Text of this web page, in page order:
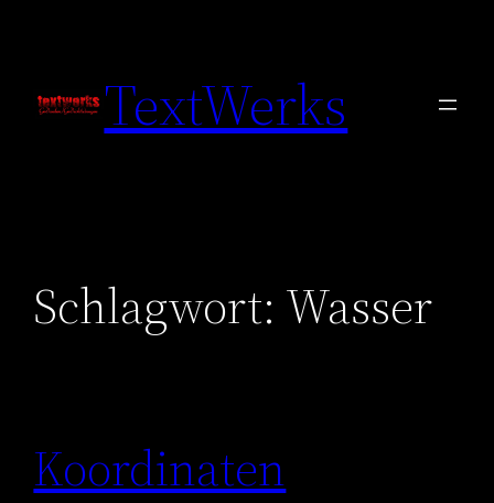
TextWerks
Schlagwort: Wasser
Koordinaten